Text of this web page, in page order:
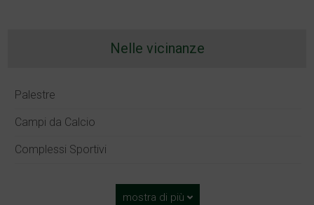
Nelle vicinanze
Palestre
Campi da Calcio
Complessi Sportivi
mostra di più